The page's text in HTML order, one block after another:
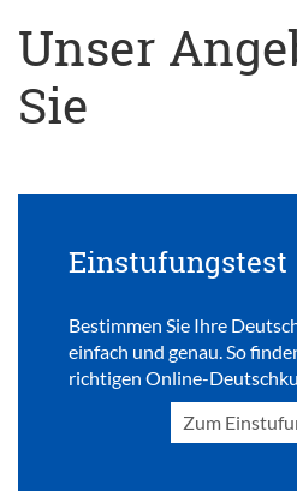
Unser
Sie
Einstufungstest
Bestimmen Sie Ihre
einfach und genau. So
richtigen Online-
Zum